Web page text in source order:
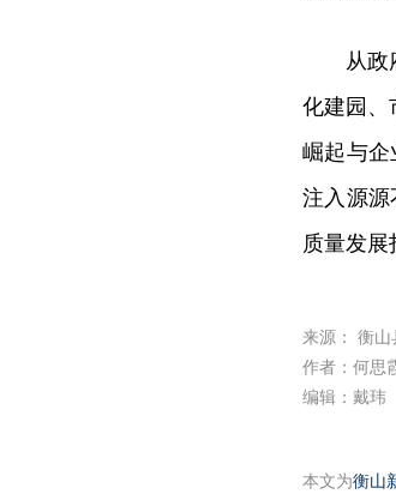
从政
化建园、
崛起与
注入源
质量发展
来源： 衡
作者：何思
编辑：戴玮
本文为衡山